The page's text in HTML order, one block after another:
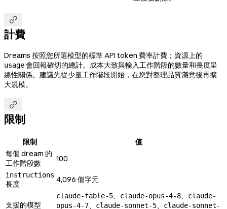

計費
Dreams 按照您所選模型的標準 API token 費率計費；資源上的
usage會回報確切的總計。成本大致與輸入工作階段的數量和長度呈
線性關係。建議先從少量工作階段開始，在您對整理品質滿意後再擴
大規模。

限制
限制
值
每個 dream 的
工作階段數
100
instructions
長度 4,096 個字元
支援的模型
claude-fable-5 claude-opus-4-8
claude-
opus-4-7
claude-sonnet-5 claude-sonnet-